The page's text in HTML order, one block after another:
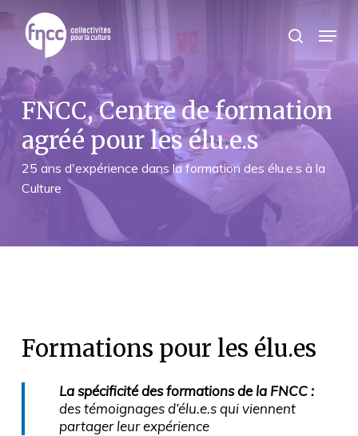
main
search
Menu
FNCC, Centre de formation
agréé pour les élu.e.s
25 ans d'expérience dans la formation des élu.e.s à la
Culture
Formations pour les élu.es
La spécificité des formations de la FNCC :
des témoignages d’élu.e.s qui viennent
partager leur expérience
Panneau de gestion des cookies